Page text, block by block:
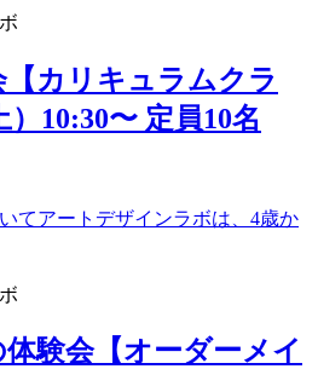
カリキュラムクラ
10:30〜 定員10名
てアートデザインラボは、4歳か
験会【オーダーメイ